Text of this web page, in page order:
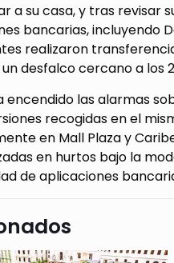
a su casa, y tras revisar
bancarias, incluyendo
realizaron
desfalco cercano a los
encendido las alarmas
recogidas en el
en Mall Plaza y
en hurtos bajo la
de aplicaciones